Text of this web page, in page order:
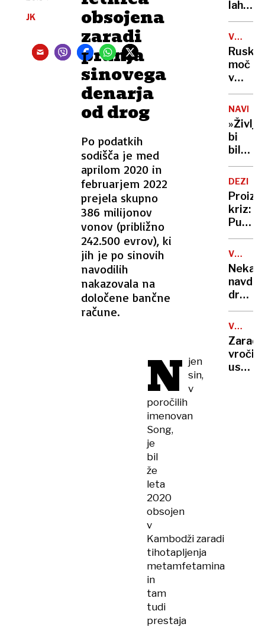
obsojena
zaradi
pranja
sinovega
denarja
od drog
Po podatkih
sodišča je med
aprilom 2020 in
februarjem 2022
prejela skupno
386 milijonov
vonov (približno
242.500 evrov), ki
jih je po sinovih
navodilih
nakazovala na
določene bančne
račune.
JK
N jen
sin,
v
poročilih
imenovan
Song,
je
bil
že
leta
2020
obsojen
v
Kambodži zaradi
tihotapljenja
metamfetamina
in
tam
tudi
prestaja
selfije
vode
v
kočah
lahko
že v
VOJNA
V
Ruska
moč
v
Tihem
vajo
in
rakete
bi
bilo
97-
letnica
z
podrla
lastni
rekord
kriz:
Putin
je
našel
novo
orožje
za
V
ZDA
drugi
nove
viruse
VAL
Zaradi